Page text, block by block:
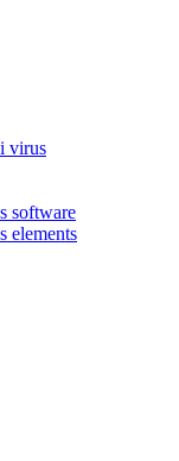
virus
software
elements